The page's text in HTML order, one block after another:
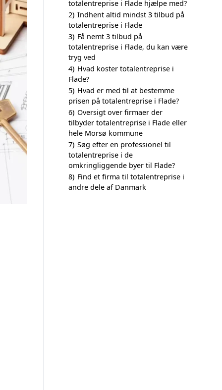
totalentreprise i Flade hjælpe med?
2) Indhent altid mindst 3 tilbud på
totalentreprise i Flade
3) Få nemt 3 tilbud på
totalentreprise i Flade, du kan være
tryg ved
4) Hvad koster totalentreprise i
Flade?
5) Hvad er med til at bestemme
prisen på totalentreprise i Flade?
6) Oversigt over firmaer der
tilbyder totalentreprise i Flade eller
hele Morsø kommune
7) Søg efter en professionel til
totalentreprise i de
omkringliggende byer til Flade?
8) Find et firma til totalentreprise i
andre dele af Danmark